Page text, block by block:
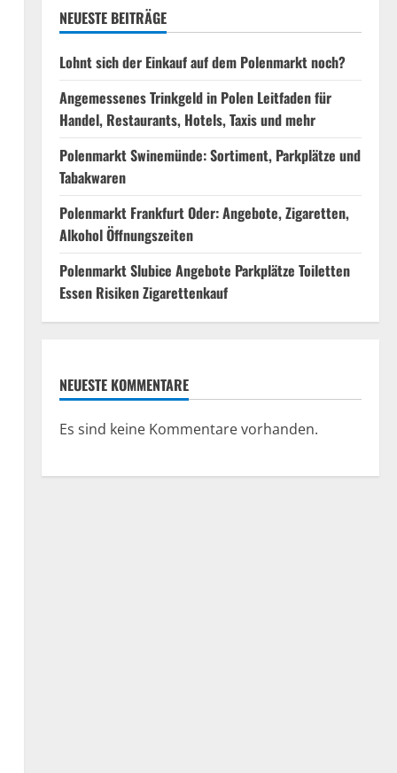
NEUESTE BEITRÄGE
Lohnt sich der Einkauf auf dem Polenmarkt noch?
Angemessenes Trinkgeld in Polen Leitfaden für
Handel, Restaurants, Hotels, Taxis und mehr
Polenmarkt Swinemünde: Sortiment, Parkplätze und
Tabakwaren
Polenmarkt Frankfurt Oder: Angebote, Zigaretten,
Alkohol Öffnungszeiten
Polenmarkt Slubice Angebote Parkplätze Toiletten
Essen Risiken Zigarettenkauf
NEUESTE KOMMENTARE
Es sind keine Kommentare vorhanden.